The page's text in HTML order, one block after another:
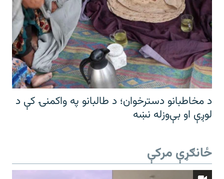
د مخاطبانو دسترخوان؛ د طالبانو په واکمنۍ کې د
لوږې او بې‌وزله نښه
ځانګړې مرکې